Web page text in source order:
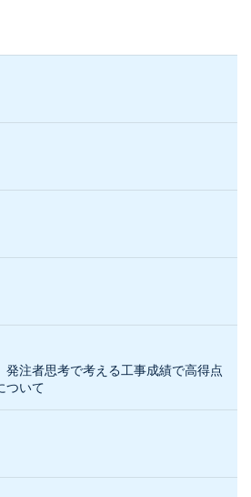
発注者思考で考える工事成績で高得点
ついて